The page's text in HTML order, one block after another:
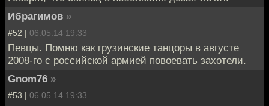
Ибрагимов »
#52 | 06.05.14 19:33
Певцы. Помню как грузинские танцоры в августе
2008-го с российской армией повоевать захотели.
Gnom76 »
#53 | 06.05.14 19:33